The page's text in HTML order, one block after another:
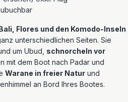
Flores und den Komodo-Inseln
unterschiedlichen Seiten. Sie
um Ubud, schnorcheln vor
mit dem Boot nach Padar und
Warane in freier Natur und
an Bord Ihres Bootes.